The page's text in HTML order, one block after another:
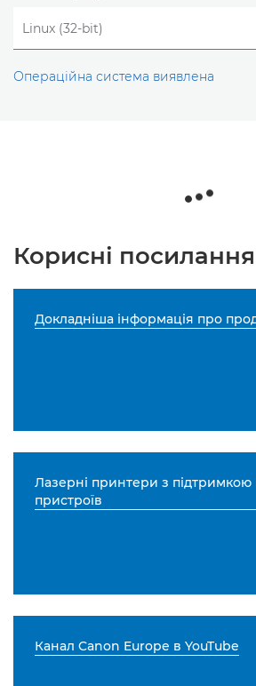
Операційна система виявлена
Корисні посилання
Докладніша інформація про
Лазерні принтери з підтримкою
пристроїв
Канал Canon Europe в YouTube